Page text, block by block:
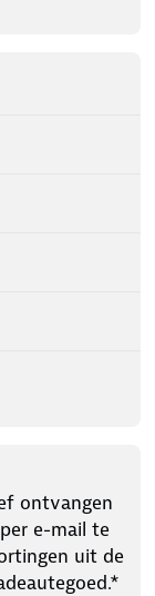
ontvangen
e-mail te
uit de